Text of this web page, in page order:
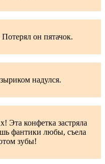
он пятачок.
надулся.
Эта конфетка застряла
фантики любы, съела
зубы!